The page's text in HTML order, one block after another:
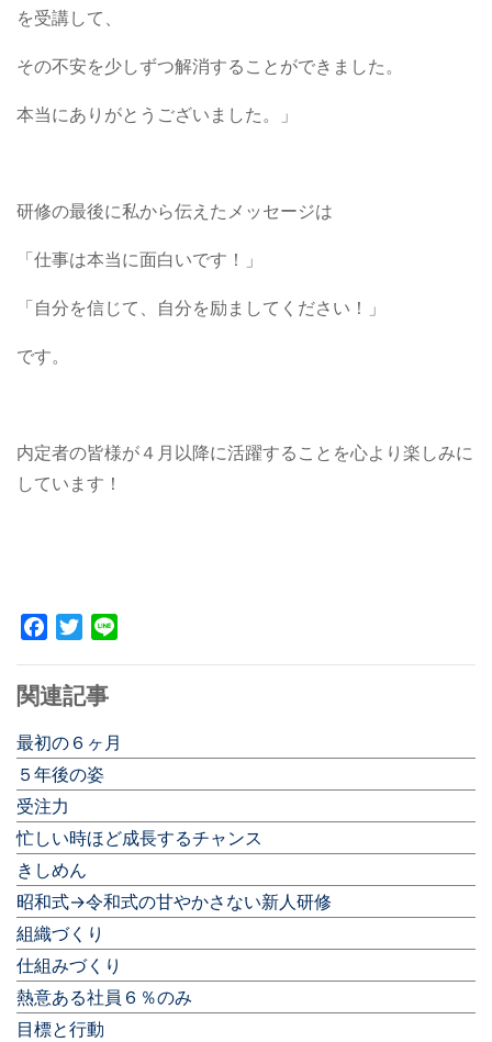
を受講して、
その不安を少しずつ解消することができました。
本当にありがとうございました。」
研修の最後に私から伝えたメッセージは
「仕事は本当に面白いです！」
「自分を信じて、自分を励ましてください！」
です。
内定者の皆様が４月以降に活躍することを心より楽しみに
しています！
Facebook
Twitter
関連記事
最初の６ヶ月
５年後の姿
受注力
忙しい時ほど成長するチャンス
きしめん
昭和式→令和式の甘やかさない新人研修
組織づくり
仕組みづくり
熱意ある社員６％のみ
目標と行動